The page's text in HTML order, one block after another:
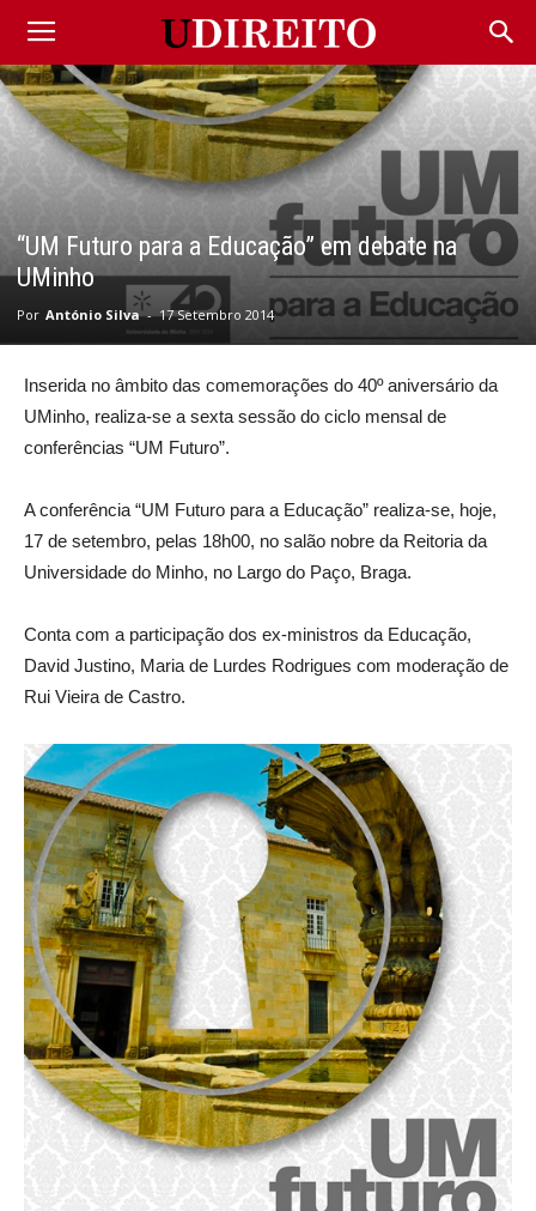
“UM Futuro para a Educação” em debate na
UMinho
Por António Silva - 17 Setembro 2014
Inserida no âmbito das comemorações do 40º aniversário da
UMinho, realiza-se a sexta sessão do ciclo mensal de
conferências “UM Futuro”.
A conferência “UM Futuro para a Educação” realiza-se, hoje,
17 de setembro, pelas 18h00, no salão nobre da Reitoria da
Universidade do Minho, no Largo do Paço, Braga.
Conta com a participação dos ex-ministros da Educação,
David Justino, Maria de Lurdes Rodrigues com moderação de
Rui Vieira de Castro.